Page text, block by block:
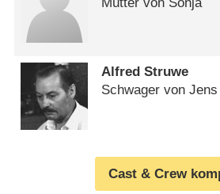
Alfred Struwe
Schwager von Jens
Cast & Crew